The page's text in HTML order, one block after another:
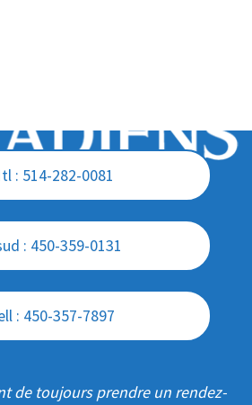
: 514-282-0081
: 450-359-0131
: 450-357-7897
de toujours prendre un rendez-